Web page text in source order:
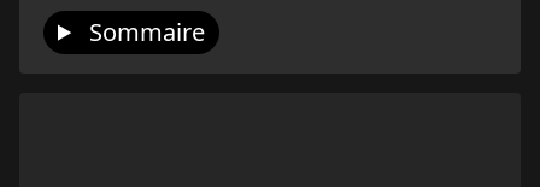
Sommaire